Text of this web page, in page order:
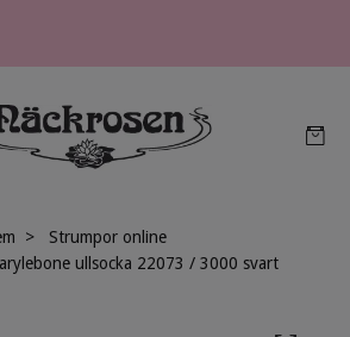
Strumpor online
ullsocka 22073 / 3000 svart